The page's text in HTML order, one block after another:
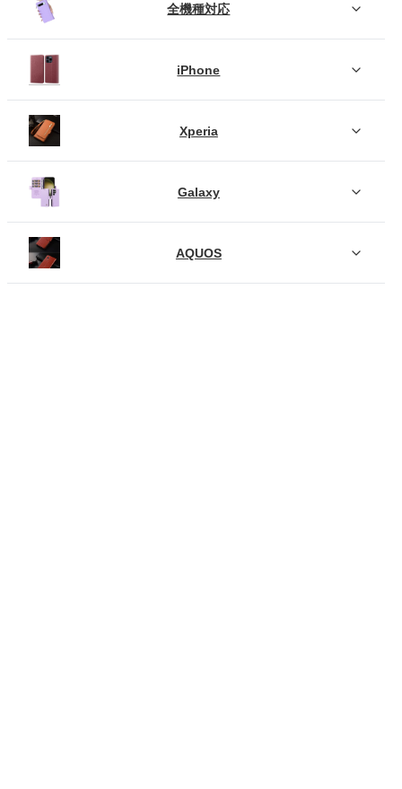
全機種対応
iPhone
Xperia
Galaxy
AQUOS